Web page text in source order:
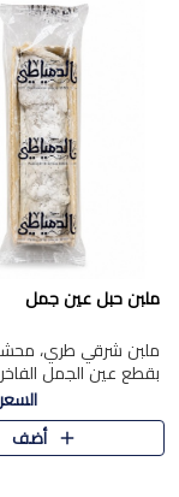
ملبن حبل عين جمل
ملبن شرقي طري،
بقطع عين الجمل
بين القوام الناعم
في مذاق شرقي أصيل.
السعر
أضف